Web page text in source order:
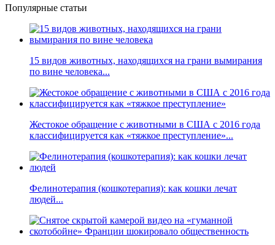
Популярные статьи
15 видов животных, находящихся на грани вымирания
по вине человека...
Жестокое обращение с животными в США с 2016 года
классифицируется как «тяжкое преступление»...
Фелинотерапия (кошкотерапия): как кошки лечат
людей...